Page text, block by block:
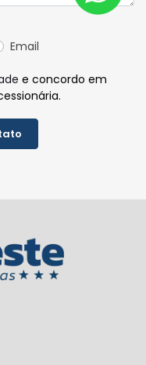
Email
e concordo em